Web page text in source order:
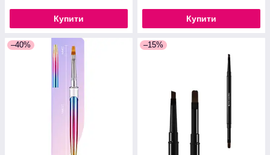
Купити Купити
–40% –15%